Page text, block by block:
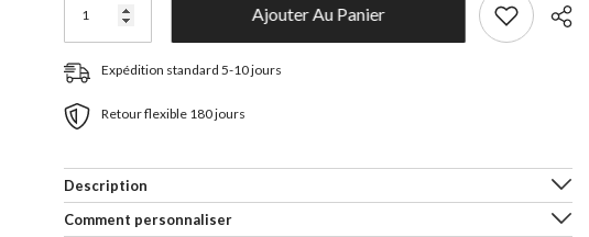
Ajouter Au Panier
Expédition standard 5-10 jours
Retour flexible 180 jours
Description
Comment personnaliser